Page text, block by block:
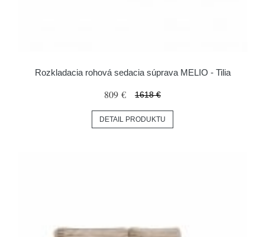
Rozkladacia rohová sedacia súprava MELIO - Tilia
809 € 1618 €
DETAIL PRODUKTU